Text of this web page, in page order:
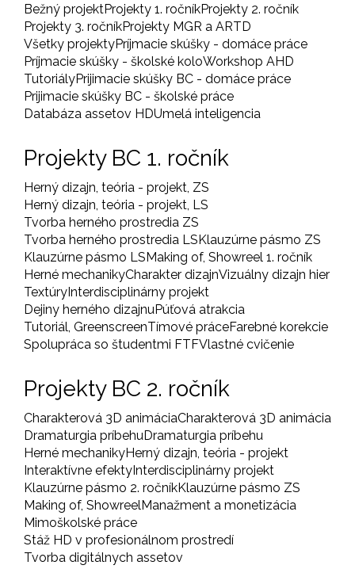
Bežný projektProjekty 1. ročníkProjekty 2. ročník
Projekty 3. ročníkProjekty MGR a ARTD
Všetky projektyPríjmacie skúšky - domáce práce
Príjmacie skúšky - školské koloWorkshop AHD
TutoriályPrijimacie skúšky BC - domáce práce
Prijimacie skúšky BC - školské práce
Databáza assetov HDUmelá inteligencia
Projekty BC 1. ročník
Herný dizajn, teória - projekt, ZS
Herný dizajn, teória - projekt, LS
Tvorba herného prostredia ZS
Tvorba herného prostredia LSKlauzúrne pásmo ZS
Klauzúrne pásmo LSMaking of, Showreel 1. ročník
Herné mechanikyCharakter dizajnVizuálny dizajn hier
TextúryInterdisciplinárny projekt
Dejiny herného dizajnuPúťová atrakcia
Tutoriál, GreenscreenTímové práceFarebné korekcie
Spolupráca so študentmi FTFVlastné cvičenie
Projekty BC 2. ročník
Charakterová 3D animáciaCharakterová 3D animácia
Dramaturgia príbehuDramaturgia príbehu
Herné mechanikyHerný dizajn, teória - projekt
Interaktívne efektyInterdisciplinárny projekt
Klauzúrne pásmo 2. ročníkKlauzúrne pásmo ZS
Making of, ShowreelManažment a monetizácia
Mimoškolské práce
Stáž HD v profesionálnom prostredí
Tvorba digitálnych assetov